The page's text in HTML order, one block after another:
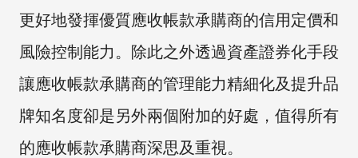
更好地發揮優質應收帳款承購商的信用定價和
風險控制能力。除此之外透過資產證券化手段
讓應收帳款承購商的管理能力精細化及提升品
牌知名度卻是另外兩個附加的好處，值得所有
的應收帳款承購商深思及重視。